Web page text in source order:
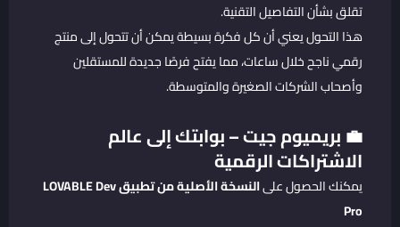
تقلق بشأن التفاصيل التقنية.
هذا التحول يعني أن كل فكرة بسيطة يمكن أن تتحول إلى منتج
رقمي ناجح خلال ساعات، مما يفتح فرصًا جديدة للمستقلين
وأصحاب الشركات الصغيرة والمتوسطة.
💼 بريميوم جيت – بوابتك إلى عالم
الاشتراكات الرقمية
يمكنك الحصول علىالنسخة الأصلية من
تطبيق LOVABLE Dev
Pro